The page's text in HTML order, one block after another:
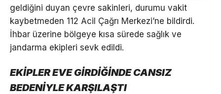
geldiğini duyan çevre sakinleri, durumu vakit
kaybetmeden 112 Acil Çağrı Merkezi’ne bildirdi.
İhbar üzerine bölgeye kısa sürede sağlık ve
jandarma ekipleri sevk edildi.
EKİPLER EVE GİRDİĞİNDE CANSIZ
BEDENİYLE KARŞILAŞTI